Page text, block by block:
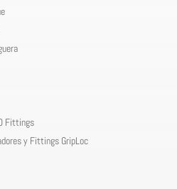
Fittings
y Fittings GripLoc